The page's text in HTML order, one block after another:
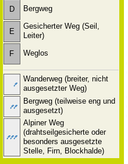
D Bergweg
E
Gesicherter Weg (Seil,
Leiter)
F Weglos
Wanderweg (breiter, nicht
ausgesetzter Weg)
Bergweg (teilweise eng und
ausgesetzt)
Alpiner Weg
(drahtseilgesicherte oder
besonders ausgesetzte
Stelle, Firn, Blockhalde)